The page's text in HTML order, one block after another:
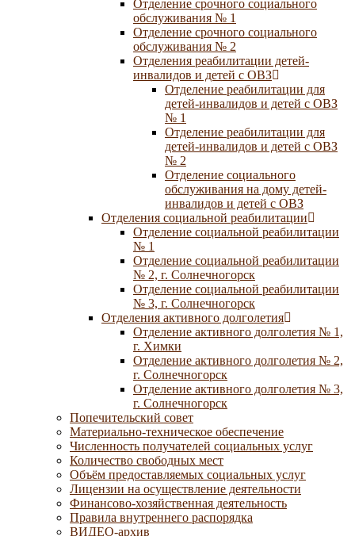
Отделение срочного социального
обслуживания № 1
Отделение срочного социального
обслуживания № 2
Отделения реабилитации детей-
инвалидов и детей с ОВЗ
Отделение реабилитации для
детей-инвалидов и детей с ОВЗ
№ 1
Отделение реабилитации для
детей-инвалидов и детей с ОВЗ
№ 2
Отделение социального
обслуживания на дому детей-
инвалидов и детей с ОВЗ
Отделения социальной реабилитации
Отделение социальной реабилитации
№ 1
Отделение социальной реабилитации
№ 2, г. Солнечногорск
Отделение социальной реабилитации
№ 3, г. Солнечногорск
Отделения активного долголетия
Отделение активного долголетия № 1,
г. Химки
Отделение активного долголетия № 2,
г. Солнечногорск
Отделение активного долголетия № 3,
г. Солнечногорск
Попечительский совет
Материально-техническое обеспечение
Численность получателей социальных услуг
Количество свободных мест
Объём предоставляемых социальных услуг
Лицензии на осуществление деятельности
Финансово-хозяйственная деятельность
Правила внутреннего распорядка
ВИДЕО-архив